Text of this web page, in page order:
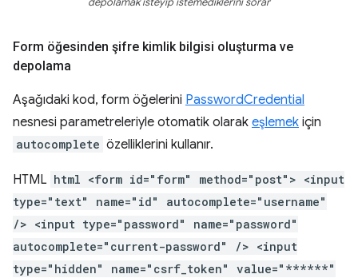
Form öğesinden şifre kimlik bilgisi oluşturma ve
depolama
Aşağıdaki kod, form öğelerini PasswordCredential
nesnesi parametreleriyle otomatik olarak eşlemek için
autocomplete özelliklerini kullanır.
HTML html <form id="form" method="post"> <input
type="text" name="id" autocomplete="username"
/> <input type="password" name="password"
autocomplete="current-password" /> <input
type="hidden" name="csrf_token" value="******"